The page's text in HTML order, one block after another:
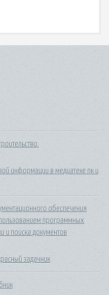
информации в медиатеке пк и
обеспечения
программных
и поиска документов
задачник